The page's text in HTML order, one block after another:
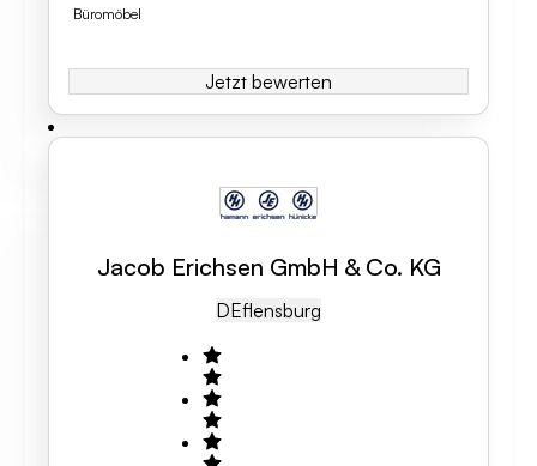
Büromöbel
Jetzt bewerten
Jacob Erichsen GmbH & Co. KG
DEFlensburg